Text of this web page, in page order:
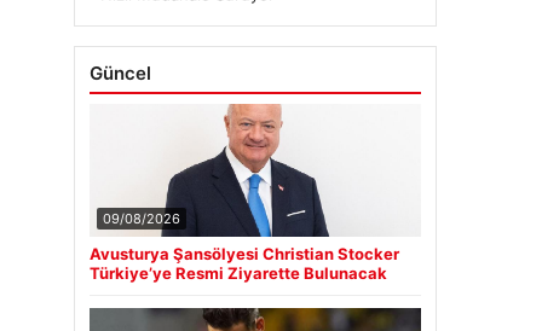
Güncel
09/08/2026
Avusturya Şansölyesi Christian Stocker
Türkiye’ye Resmi Ziyarette Bulunacak